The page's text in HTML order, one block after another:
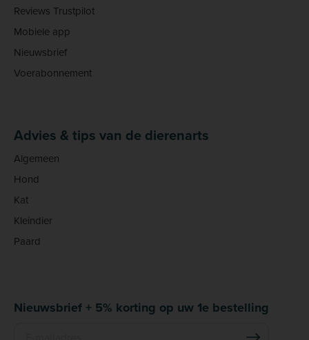
Reviews Trustpilot
Mobiele app
Nieuwsbrief
Voerabonnement
Advies & tips van de dierenarts
Algemeen
Hond
Kat
Kleindier
Paard
Nieuwsbrief + 5% korting op uw 1e bestelling